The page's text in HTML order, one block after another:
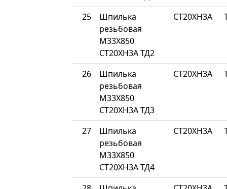
25
Шпилька
резьбовая
М33Х850
СТ20ХН3А ТД2
СТ20ХН3А
26
Шпилька
резьбовая
М33Х850
СТ20ХН3А ТД3
СТ20ХН3А
27
Шпилька
резьбовая
М33Х850
СТ20ХН3А ТД4
СТ20ХН3А